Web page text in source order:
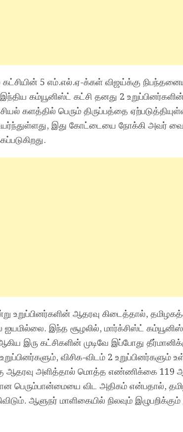
5 எம்.எல்.ஏ-க்கள் விஜய்க்கு
கம்யூனிஸ்ட் கட்சி தனது 2
களத்தில் பெரும் திருப்பத்தை
இது கோட்டையை நோக்கி அவர்
உறுப்பினர்களின் ஆதரவு கிடைத்தால்,
இந்த சூழலில், மார்க்சிஸ்ட்
இரு கட்சிகளின் முடிவே இப்போது
உறுப்பினர்களும், விசிக-விடம் 2
ஆதரவு அளித்தால் மொத்த எண்ணிக்கை 119
விட அதிகம் என்பதால்,
ஆளுநர் மாளிகையில் நிலவும்